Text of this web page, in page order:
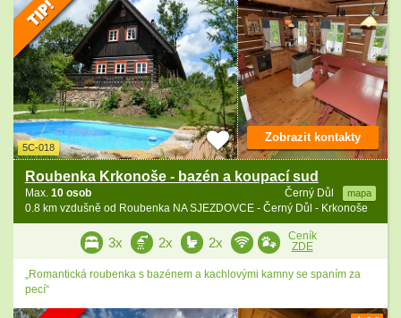
5C-018
Roubenka Krkonoše - bazén a koupací sud
Černý Důl mapa
Max. 10 osob
0.8 km vzdušně od Roubenka NA SJEZDOVCE - Černý Důl - Krkonoše
Zobrazit kontakty
3x 2x 2x
Ceník
ZDE
„Romantická roubenka s bazénem a kachlovými kamny se spaním za
pecí“